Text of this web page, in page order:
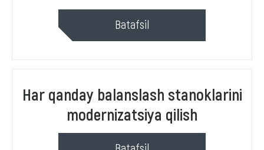
Batafsil
Har qanday balanslash stanoklarini
modernizatsiya qilish